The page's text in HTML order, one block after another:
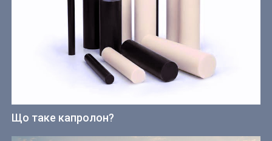
Що таке капролон?